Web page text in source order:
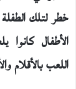
خطر لتلك
الأطفال
اللعب بالأقلام